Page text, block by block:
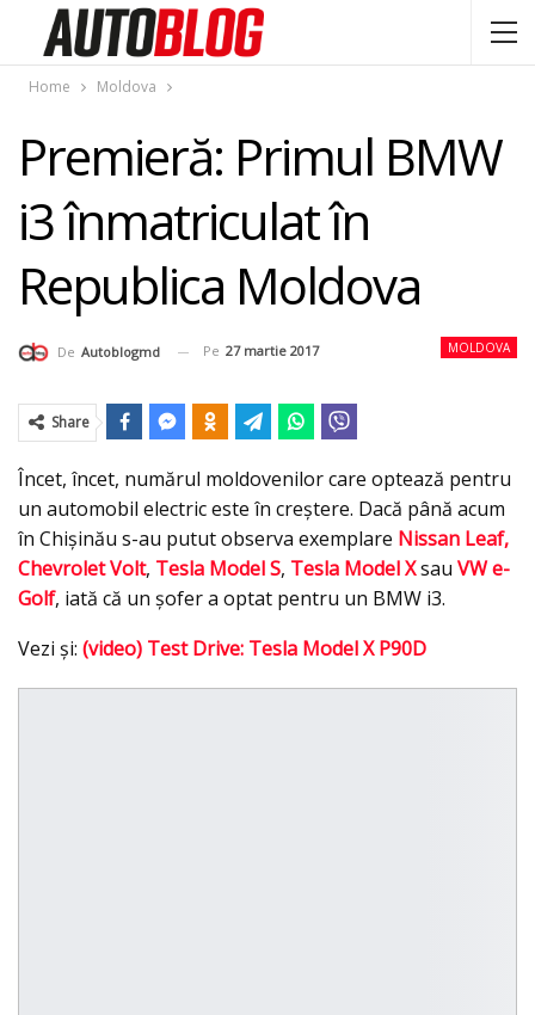
Home Moldova
Premieră: Primul BMW
i3 înmatriculat în
Republica Moldova
MOLDOVA
De Autoblogmd Pe 27 martie 2017
Share
Încet, încet, numărul moldovenilor care optează pentru
un automobil electric este în creştere. Dacă până acum
în Chişinău s-au putut observa exemplare Nissan Leaf,
Chevrolet Volt, Tesla Model S, Tesla Model Xsau VW e-
Golf, iată că un şofer a optat pentru un BMW i3.
Vezi şi: (video) Test Drive: Tesla Model X P90D